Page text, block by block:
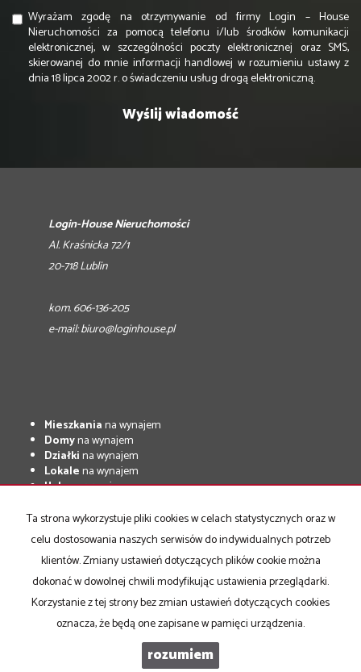
Wyrażam zgodę na otrzymywanie od firmy Login – House
Nieruchomości za pomocą telefonu i/lub środków komunikacji
elektronicznej, w szczególności poczty elektronicznej oraz SMS,
skierowanej do mnie informacji handlowej w rozumieniu ustawy z
dnia 18 lipca 2002 r. o świadczeniu usług drogą elektroniczną.
Login-House Nieruchomości
Al. Kraśnicka 72/1
20-718 Lublin
kom. 606-136-205
e-mail:biuro@loginhouse.pl
Mieszkaniana wynajem
Domyna wynajem
Działkina wynajem
Lokalena wynajem
Halena wynajem
Mieszkania
na sprzedaż
Domyna sprzedaż
Działkina sprzedaż
Lokalena sprzedaż
Halena sprzedaż
Obiektyna sprzedaż
Program dla biur nieruchomości
Ta strona wykorzystuje pliki cookies w celach statystycznych oraz w
celu dostosowania naszych serwisów do indywidualnych potrzeb
klientów. Zmiany ustawień dotyczących plików cookie można
dokonać w dowolnej chwili modyfikując ustawienia przeglądarki.
Korzystanie z tej strony bez zmian ustawień dotyczących cookies
oznacza, że będą one zapisane w pamięci urządzenia.
rozumiem